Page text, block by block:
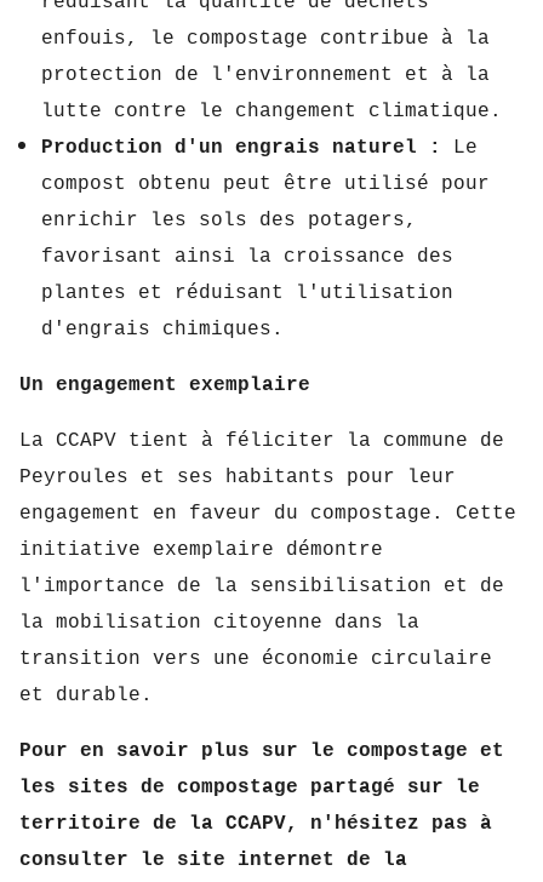
enfouis,
le compostage contribue à la
protection de l'environnement et à la
lutte contre le changement climatique.
Production d'un engrais naturel :
Le
compost obtenu peut être utilisé pour
enrichir les sols des potagers,
favorisant ainsi la croissance des
plantes et réduisant l'utilisation
d'engrais chimiques.
Un engagement exemplaire
La CCAPV tient à féliciter la commune de
Peyroules et ses habitants pour leur
engagement en faveur du compostage.
Cette
initiative exemplaire démontre
l'importance de la sensibilisation et de
la mobilisation citoyenne dans la
transition vers une économie circulaire
et durable.
Pour en savoir plus sur le compostage et
les sites de compostage partagé sur le
territoire de la CCAPV, n'hésitez pas à
consulter le site internet de la